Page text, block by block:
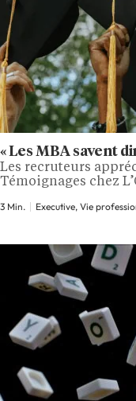
« Les MBA savent
Les recruteurs
Témoignages chez
3 Min. Executive, Vie